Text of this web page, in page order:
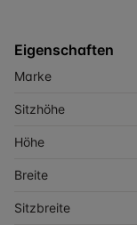
Eigenschaften
Marke
Sitzhöhe
Höhe
Breite
Sitzbreite